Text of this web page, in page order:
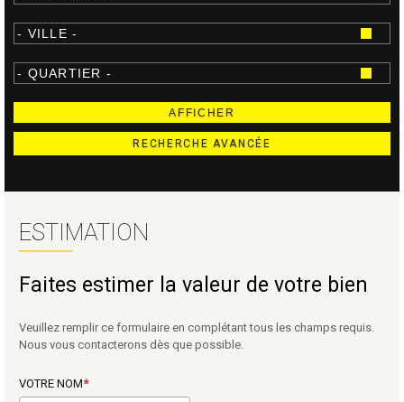
RECHERCHE AVANCÉE
ESTIMATION
Faites estimer la valeur de votre bien
Veuillez remplir ce formulaire en complétant tous les champs requis.
Nous vous contacterons dès que possible.
VOTRE NOM